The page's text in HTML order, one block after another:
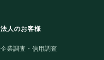
法人のお客様
企業調査・信用調査